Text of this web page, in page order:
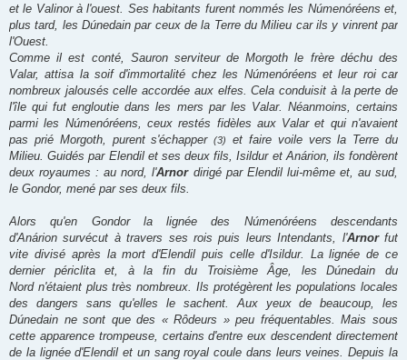
et le Valinor à l'ouest. Ses habitants furent nommés les Númenóréens et,
plus tard, les Dúnedain par ceux de la Terre du Milieu car ils y vinrent par
l'Ouest.
Comme il est conté, Sauron serviteur de Morgoth le frère déchu des
Valar, attisa la soif d'immortalité chez les Númenóréens et leur roi car
nombreux jalousés celle accordée aux elfes. Cela conduisit à la perte de
l'île qui fut engloutie dans les mers par les Valar. Néanmoins, certains
parmi les Númenóréens, ceux restés fidèles aux Valar et qui n'avaient
pas prié Morgoth, purent s'échapper(3)
et faire voile vers la Terre du
Milieu. Guidés par Elendil et ses deux fils, Isildur et Anárion, ils fondèrent
deux royaumes : au nord, l'Arnordirigé par Elendil lui-même et, au sud,
le Gondor, mené par ses deux fils.
Alors qu'en Gondor la lignée des Númenóréens descendants
d'Anárion survécut à travers ses rois puis leurs Intendants, l'Arnorfut
vite divisé après la mort d'Elendil puis celle d'Isildur. La lignée de ce
dernier périclita et, à la fin du Troisième Âge, les Dúnedain du
Nord n'étaient plus très nombreux. Ils protégèrent les populations locales
des dangers sans qu'elles le sachent. Aux yeux de beaucoup, les
Dúnedain ne sont que des « Rôdeurs » peu fréquentables. Mais sous
cette apparence trompeuse, certains d'entre eux descendent directement
de la lignée d'Elendil et un sang royal coule dans leurs veines. Depuis la